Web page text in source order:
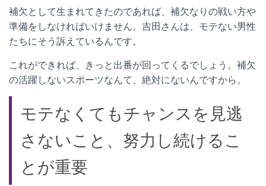
補欠として生まれてきたのであれば、補欠なりの戦い方や
準備をしなければいけません。吉田さんは、モテない男性
たちにそう訴えているんです。
これができれば、きっと出番が回ってくるでしょう。補欠
の活躍しないスポーツなんて、絶対にないんですから。
モテなくてもチャンスを見逃
さないこと、努力し続けるこ
とが重要